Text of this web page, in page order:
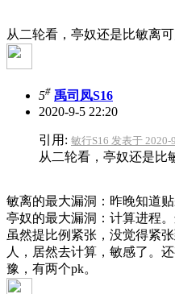
从二轮看，亭奴还是比敏离
5# 禹司凤S16
2020-9-5 22:20
引用: 敏行S16 发表于 2020-
从二轮看，亭奴还是比
敏离的最大漏洞：昨晚知道贴
亭奴的最大漏洞：计算进程
虽然提比例紧张，没觉得紧
人，居然去计算，敏感了。
豫，有两个pk。